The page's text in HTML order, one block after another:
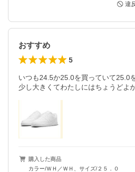
違
おすすめ
5
いつも24.5か25.0を買っていて25.0
購入した商品
カラー/ＷＨ／ＷＨ、サイズ/２５．０